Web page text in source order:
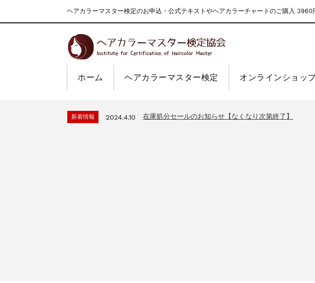
ヘアカラーマスター検定のお申込・公式テキストやヘアカラーチャートのご購入 3960
ホーム ヘアカラーマスター検定 オンラインショッ
新着情報 2024.4.9 一部ヘアカラーチャートのお値引きを行います
2026.7.1 2026年度夏季・シルバーウィーク休業のお知らせ
新着情報 2025.3.11 【新商品】厚口ヘアカラーチャートA4サイズ各種
2024.7.2 9月24日頃よりオンラインショップの送料の改定を行いま
新着情報 2024.4.9 一部ヘアカラーチャートのお値引きを行います